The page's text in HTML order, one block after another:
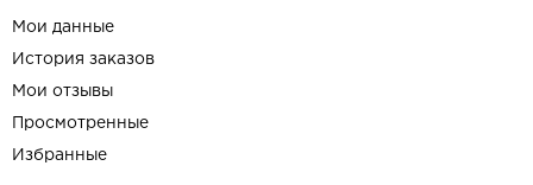
Мои данные
История заказов
Мои отзывы
Просмотренные
Избранные